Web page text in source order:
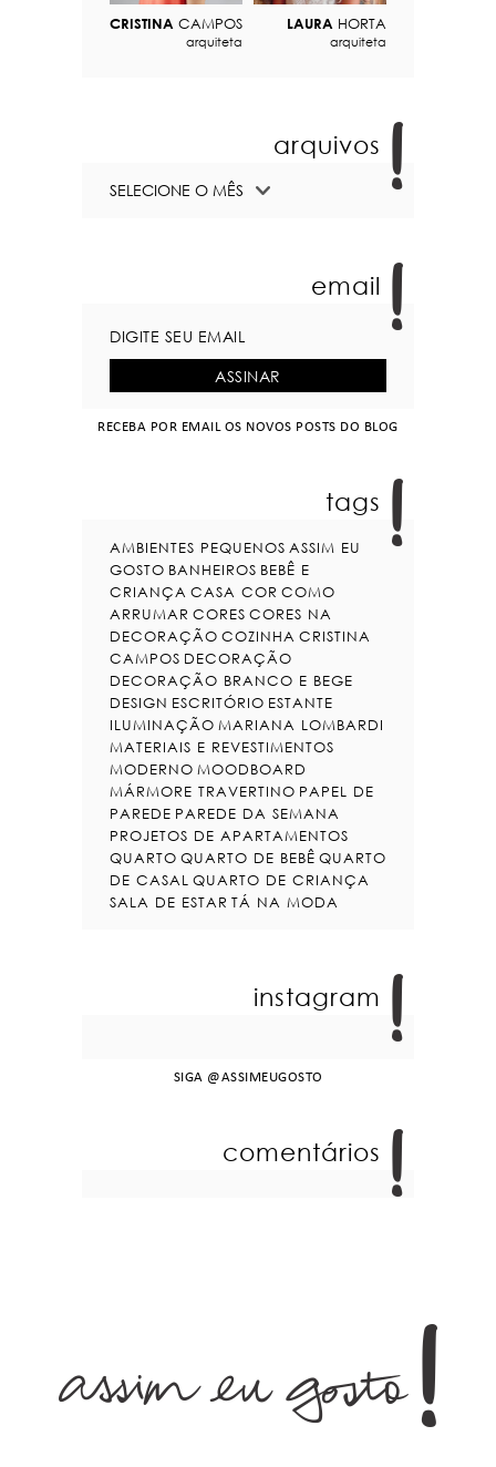
CRISTINA CAMPOS
arquiteta
LAURA HORTA
arquiteta
arquivos
email
RECEBA POR EMAIL OS NOVOS POSTS DO BLOG
tags
AMBIENTES PEQUENOS ASSIM EU
GOSTO BANHEIROS BEBÊ E
CRIANÇA CASA COR COMO
ARRUMAR CORES CORES NA
DECORAÇÃO COZINHA CRISTINA
CAMPOS DECORAÇÃO
DECORAÇÃO BRANCO E BEGE
DESIGN ESCRITÓRIO ESTANTE
ILUMINAÇÃO MARIANA LOMBARDI
MATERIAIS E REVESTIMENTOS
MODERNO MOODBOARD
MÁRMORE TRAVERTINO PAPEL DE
PAREDE PAREDE DA SEMANA
PROJETOS DE APARTAMENTOS
QUARTO QUARTO DE BEBÊ QUARTO
DE CASAL QUARTO DE CRIANÇA
SALA DE ESTAR TÁ NA MODA
instagram
SIGA @ASSIMEUGOSTO
comentários